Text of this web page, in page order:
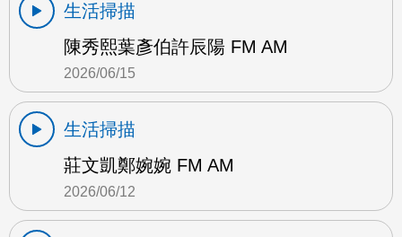
生活掃描
陳秀熙葉彥伯許辰陽 FM AM
2026/06/15
生活掃描
莊文凱鄭婉婉 FM AM
2026/06/12